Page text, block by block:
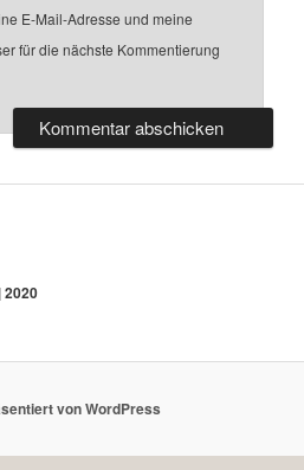
E-Mail-Adresse und meine
für die nächste Kommentierung
2020
von WordPress